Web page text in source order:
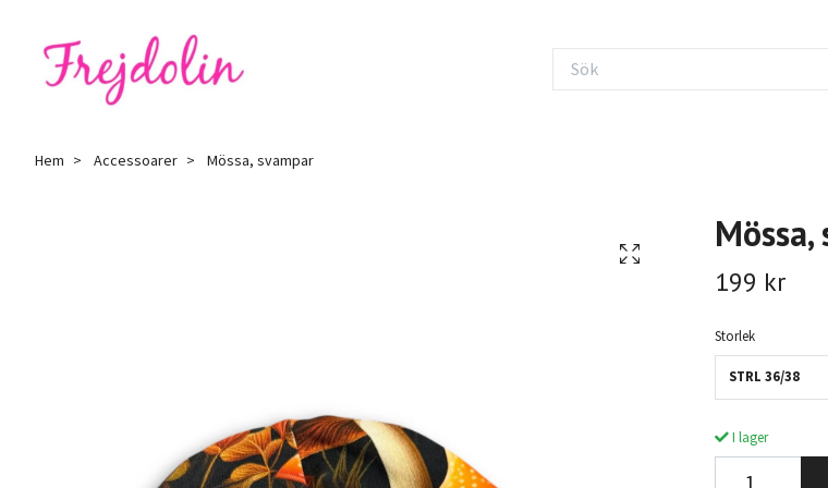
Hem Accessoarer Mössa, svampar
199 kr
Storlek
STRL 36/38
I lager